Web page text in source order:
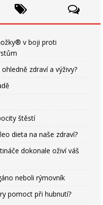
v boji proti
zdraví a výživy?
štěstí
dieta na naše zdraví?
dokonale oživí váš
neboli rýmovník
pomoct při hubnutí?